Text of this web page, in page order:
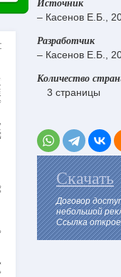
Источник
– Касенов Е.Б.,
Разработчик
– Касенов Е.Б.,
Количество
3 страницы
Скачать
Договор
небольшой
Ссылка